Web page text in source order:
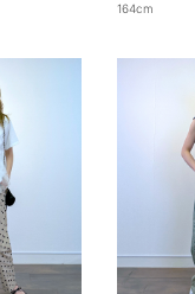
164cm